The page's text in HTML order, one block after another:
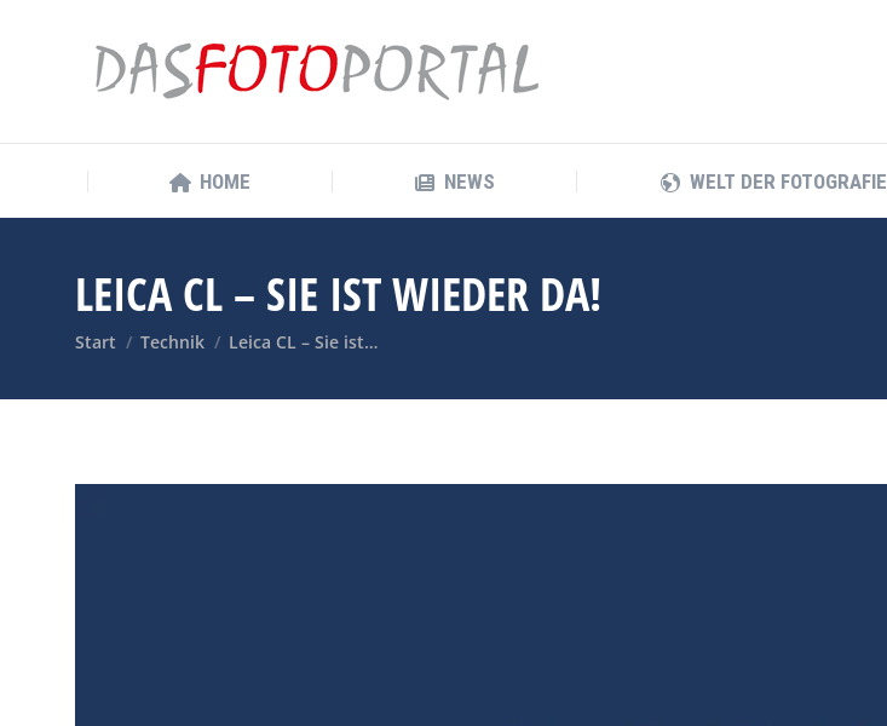
HOME NEWS WELT DER FOTOGRAFIE
LEICA CL – SIE IST WIEDER DA!
Sie befinden sich hier:
Start Technik Leica CL – Sie ist…
HOME NEWS